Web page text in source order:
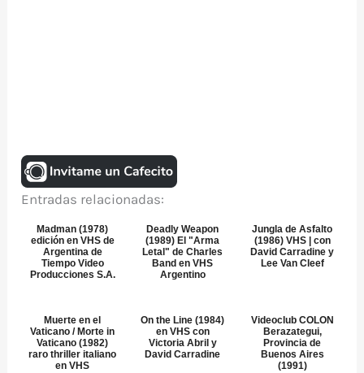
Entradas relacionadas:
Madman (1978)
edición en VHS de
Argentina de
Tiempo Video
Producciones S.A.
Deadly Weapon
(1989) El "Arma
Letal" de Charles
Band en VHS
Argentino
Jungla de Asfalto
(1986) VHS | con
David Carradine y
Lee Van Cleef
Muerte en el
Vaticano / Morte in
Vaticano (1982)
raro thriller italiano
en VHS
On the Line (1984)
en VHS con
Victoria Abril y
David Carradine
Videoclub COLON
Berazategui,
Provincia de
Buenos Aires
(1991)